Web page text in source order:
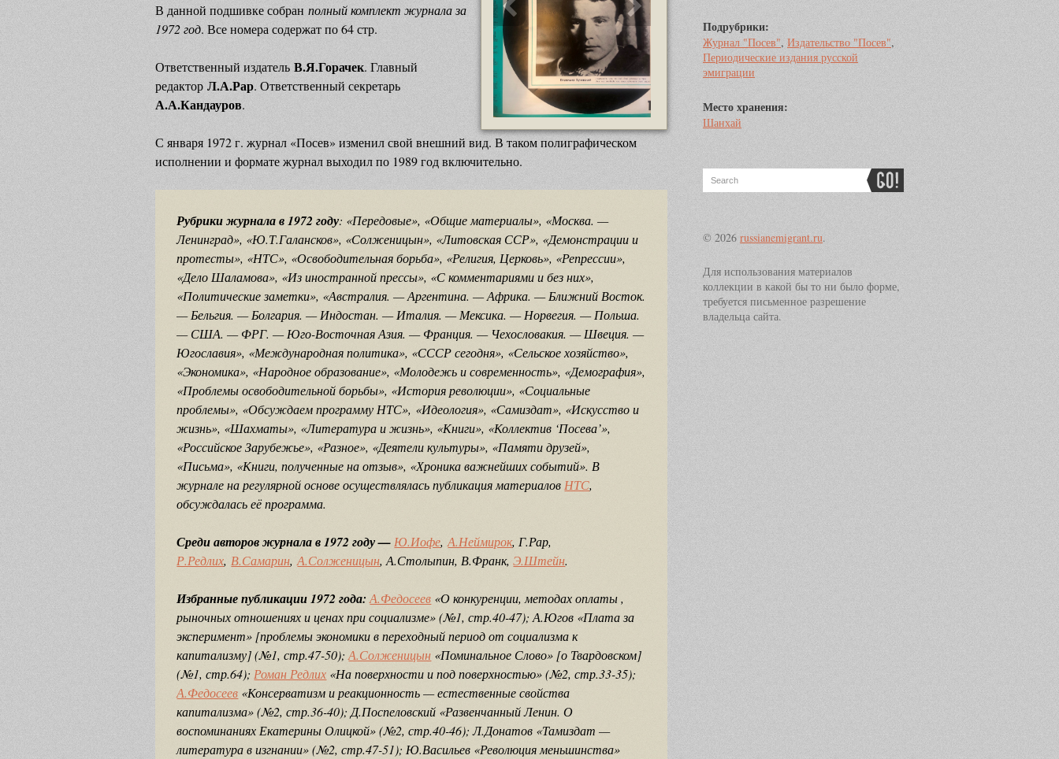
информационный
В данной подшивке собран полный комплект журнала за
1972 год. Все номера содержат по 64 стр.
Ответственный издатель В.Я.Горачек. Главный
редактор Л.А.Рар. Ответственный секретарь
А.А.Кандауров.
С января 1972 г. журнал «Посев» изменил свой внешний вид. В таком полиграфическом
исполнении и формате журнал выходил по 1989 год включительно.
Рубрики журнала в 1972 году: «Передовые», «Общие материалы», «Москва. —
Ленинград», «Ю.Т.Галансков», «Солженицын», «Литовская ССР», «Демонстрации и
протесты», «НТС», «Освободительная борьба», «Религия, Церковь», «Репрессии»,
«Дело Шаламова», «Из иностранной прессы», «С комментариями и без них»,
«Политические заметки», «Австралия. — Аргентина. — Африка. — Ближний Восток.
— Бельгия. — Болгария. — Индостан. — Италия. — Мексика. — Норвегия. — Польша.
— США. — ФРГ. — Юго-Восточная Азия. — Франция. — Чехословакия. — Швеция. —
Югославия», «Международная политика», «СССР сегодня», «Сельское хозяйство»,
«Экономика», «Народное образование», «Молодежь и современность», «Демография»,
«Проблемы освободительной борьбы», «История революции», «Социальные
проблемы», «Обсуждаем программу НТС», «Идеология», «Самиздат», «Искусство и
жизнь», «Шахматы», «Литература и жизнь», «Книги», «Коллектив ‘Посева’»,
«Российское Зарубежье», «Разное», «Деятели культуры», «Памяти друзей»,
«Письма», «Книги, полученные на отзыв», «Хроника важнейших событий». В
журнале на регулярной основе осуществлялась публикация материаловНТС,
обсуждалась её программа.
Среди авторов журнала в 1972 году —Ю.Иофе, А.Неймирок, Г.Рар,
Р.Редлих,В.Самарин, А.Солженицын, А.Столыпин, В.Франк,Э.Штейн.
Избранные публикации 1972 года: А.Федосеев «О конкуренции, методах оплаты ,
рыночных отношениях и ценах при социализме» (№1, стр.40-47); А.Югов «Плата за
эксперимент» [проблемы экономики в переходный период от социализма к
капитализму] (№1, стр.47-50);А.Солженицын «Поминальное Слово» [о Твардовском]
(№1, стр.64);Роман Редлих «На поверхности и под поверхностью» (№2, стр.33-35);
А.Федосеев «Консерватизм и реакционность — естественные свойства
капитализма» (№2, стр.36-40); Д.Поспеловский «Развенчанный Ленин. О
воспоминаниях Екатерины Олицкой» (№2, стр.40-46); Л.Донатов «Тамиздат —
литература в изгнании» (№2, стр.47-51); Ю.Васильев «Революция меньшинства»
Подрубрики:
Журнал "Посев", Издательство "Посев",
Периодические издания русской
эмиграции
Место хранения:
Шанхай
© 2026 russianemigrant.ru.
Для использования материалов
коллекции в какой бы то ни было форме,
требуется письменное разрешение
владельца сайта.